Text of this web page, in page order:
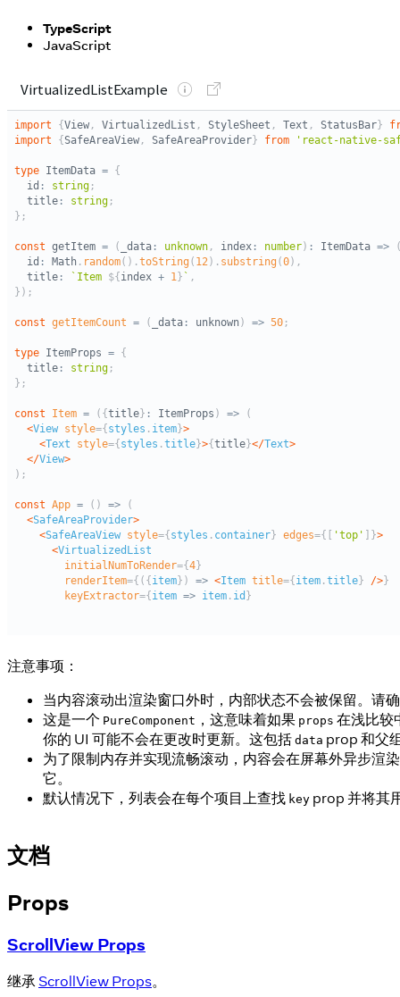
TypeScript
JavaScript
注意事项：
当内容滚动出渲染窗口外时，内部状态不会被保留。请
这是一个 PureComponent ，这意味着如果 props 在浅比较
你的 UI 可能不会在更改时更新。这包括 data prop 和父
为了限制内存并实现流畅滚动，内容会在屏幕外异步渲
它。
默认情况下，列表会在每个项目上查找 key prop 并将其
文档
Props
ScrollView Props
继承 ScrollView Props。